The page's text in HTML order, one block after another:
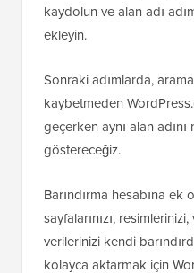
kaydolun ve alan adı
ekleyin.
Sonraki adımlarda, arama
kaybetmeden
geçerken aynı alan adını
göstereceğiz.
Barındırma hesabına ek
sayfalarınızı,
verilerinizi kendi
kolayca aktarmak için